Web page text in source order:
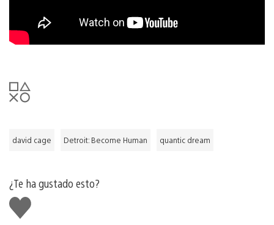
david cage Detroit: Become Human quantic dream
¿Te ha gustado esto?
Me
gusta